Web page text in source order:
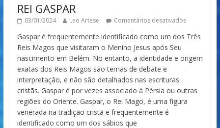
REI GASPAR
03/01/2024 Leo Artese Comentários desativados
Gaspar é frequentemente identificado como um dos Três
Reis Magos que visitaram o Menino Jesus após Seu
nascimento em Belém. No entanto, a identidade e origem
exatas dos Reis Magos são temas de debate e
interpretação, e não são detalhados nas escrituras
cristãs. Gaspar é por vezes associado à Pérsia ou outras
regiões do Oriente. Gaspar, o Rei Mago, é uma figura
venerada na tradição cristã e frequentemente é
identificado como um dos sábios que